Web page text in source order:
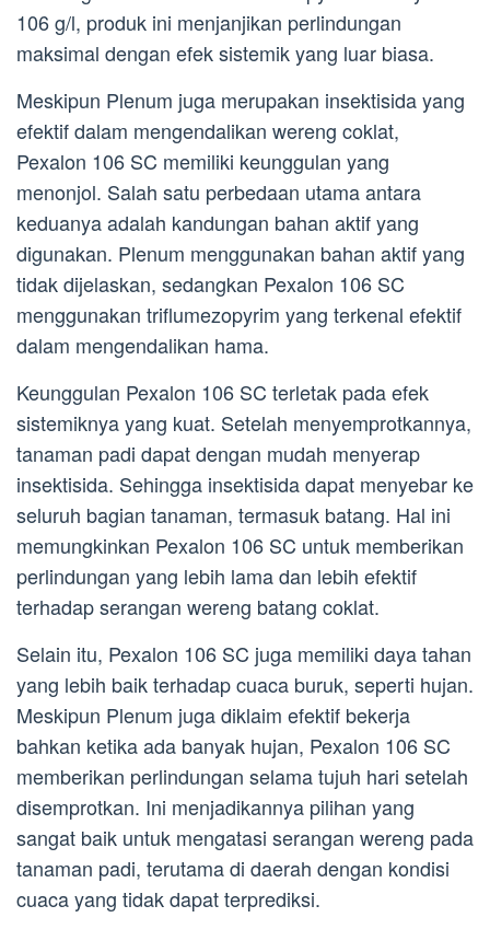
106 g/l, produk ini menjanjikan perlindungan
maksimal dengan efek sistemik yang luar biasa.
Meskipun Plenum juga merupakan insektisida yang
efektif dalam mengendalikan wereng coklat,
Pexalon 106 SC memiliki keunggulan yang
menonjol. Salah satu perbedaan utama antara
keduanya adalah kandungan bahan aktif yang
digunakan. Plenum menggunakan bahan aktif yang
tidak dijelaskan, sedangkan Pexalon 106 SC
menggunakan triflumezopyrim yang terkenal efektif
dalam mengendalikan hama.
Keunggulan Pexalon 106 SC terletak pada efek
sistemiknya yang kuat. Setelah menyemprotkannya,
tanaman padi dapat dengan mudah menyerap
insektisida. Sehingga insektisida dapat menyebar ke
seluruh bagian tanaman, termasuk batang. Hal ini
memungkinkan Pexalon 106 SC untuk memberikan
perlindungan yang lebih lama dan lebih efektif
terhadap serangan wereng batang coklat.
Selain itu, Pexalon 106 SC juga memiliki daya tahan
yang lebih baik terhadap cuaca buruk, seperti hujan.
Meskipun Plenum juga diklaim efektif bekerja
bahkan ketika ada banyak hujan, Pexalon 106 SC
memberikan perlindungan selama tujuh hari setelah
disemprotkan. Ini menjadikannya pilihan yang
sangat baik untuk mengatasi serangan wereng pada
tanaman padi, terutama di daerah dengan kondisi
cuaca yang tidak dapat terprediksi.